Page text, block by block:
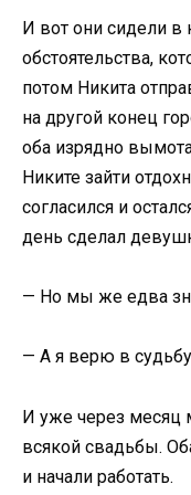
И вот они сидели
обстоятельства,
потом Никита
на другой конец
оба изрядно
Никите зайти
согласился и
день сделал
— Но мы же едва
— А я верю в
И уже через месяц
всякой свадьбы.
и начали работать.